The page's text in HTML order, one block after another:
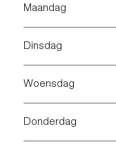
Maandag
Dinsdag
Woensdag
Donderdag